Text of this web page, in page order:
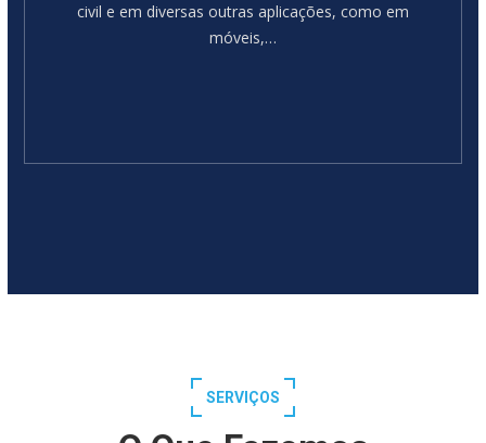
civil e em diversas outras aplicações, como em
móveis,…
SERVIÇOS